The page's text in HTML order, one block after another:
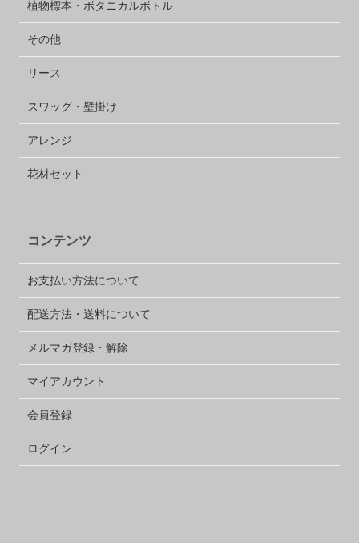
植物標本・ボタニカルボトル
その他
リース
スワッグ・壁掛け
アレンジ
花材セット
コンテンツ
お支払い方法について
配送方法・送料について
メルマガ登録・解除
マイアカウント
会員登録
ログイン